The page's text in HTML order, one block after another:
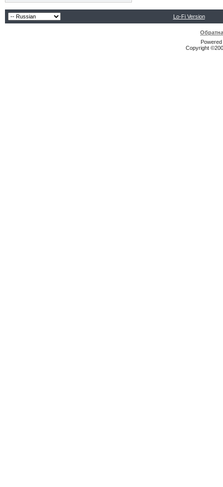
Lo-Fi Version
Copyright